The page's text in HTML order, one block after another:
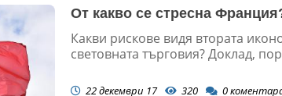
От какво се стресна
Какви рискове видя втората
световната търговия? Доклад,
22 декември 17 320 0